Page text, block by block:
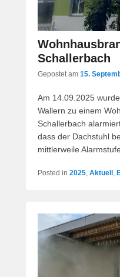
Schallerbach
Gepostet am 15.
Am 14.09.2025
Wallern zu einem
Schallerbach
dass der Dachstuhl
mittlerweile Alarmstufe
Posted in 2025, Aktuell ,